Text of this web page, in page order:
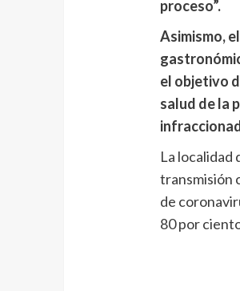
proceso”.
Asimismo,
el objetivo
salud de la
La localidad
transmisión
de
80 por